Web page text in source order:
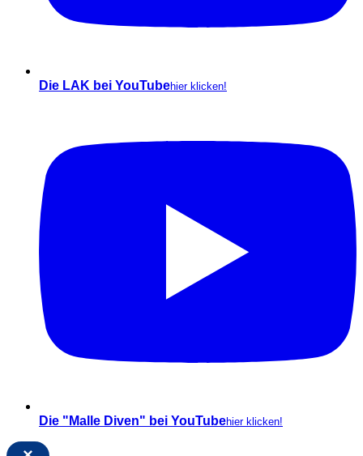
Die LAK bei YouTubehier klicken!
Die "Malle Diven" bei YouTubehier klicken!